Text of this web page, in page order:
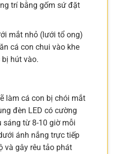
trí bằng gốm sứ đặt
mắt nhỏ (lưới tổ ong)
cá con chui vào khe
hút vào.
làm cá con bị chói mắt
đèn LED có cường
sáng từ 8-10 giờ mỗi
ánh nắng trực tiếp
và gây rêu tảo phát